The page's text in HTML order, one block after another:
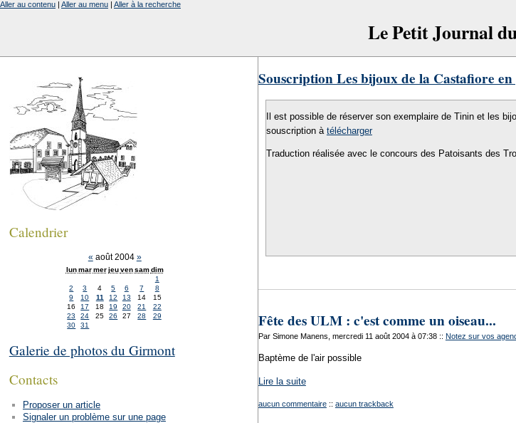
Le Petit Journal
Aller au contenu | Aller au menu | Aller à la recherche
Souscription Les bijoux de la Castafiore en
Il est possible de réserver son exemplaire de Tinin et les
souscription à télécharger
Traduction réalisée avec le concours des Patoisants des
Fête des ULM : c'est comme un oiseau...
Par Simone Manens, mercredi 11 août 2004 à 07:38 :: Notez sur vos
Baptème de l'air possible
Lire la suite
aucun commentaire :: aucun trackback
Calendrier
« août 2004 »
lun mar mer jeu ven sam dim
1
2
3 4 5 6 7
8
9
10 11 12 13 14
15
16
17 18 19 20 21
22
23
24 25 26 27 28
29
30
31
Galerie de photos du Girmont
Contacts
Proposer un article
Signaler un problème sur une page